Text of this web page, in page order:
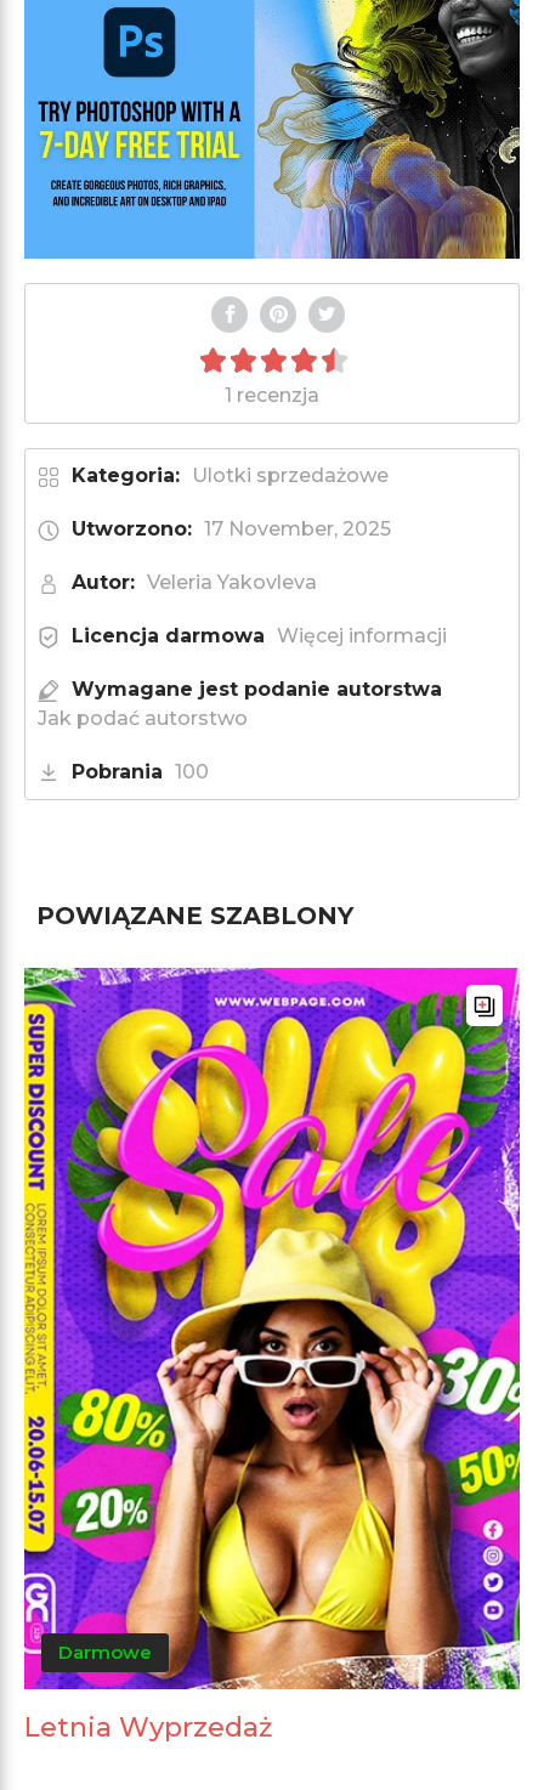
1 recenzja
Kategoria: Ulotki sprzedażowe
Utworzono: 17 November, 2025
Autor: Veleria Yakovleva
Licencja darmowa Więcej informacji
Wymagane jest podanie autorstwa
Jak podać autorstwo
Pobrania 100
POWIĄZANE SZABLONY
Darmowe
Letnia Wyprzedaż